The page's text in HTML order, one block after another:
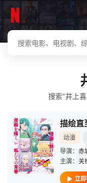
搜索"井上
描绘直
动漫
导演： 赤
主演： 关
立